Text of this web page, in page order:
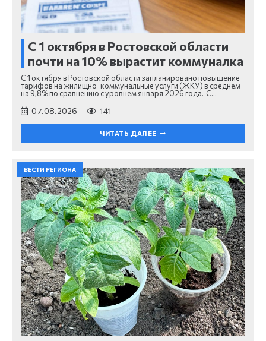
С 1 октября в Ростовской области
почти на 10% вырастит коммуналка
С 1 октября в Ростовской области запланировано повышение
тарифов на жилищно-коммунальные услуги (ЖКУ) в среднем
на 9,8% по сравнению с уровнем января 2026 года. С…
07.08.2026 141
ЧИТАТЬ ДАЛЕЕ
ВЕСТИ РЕГИОНА